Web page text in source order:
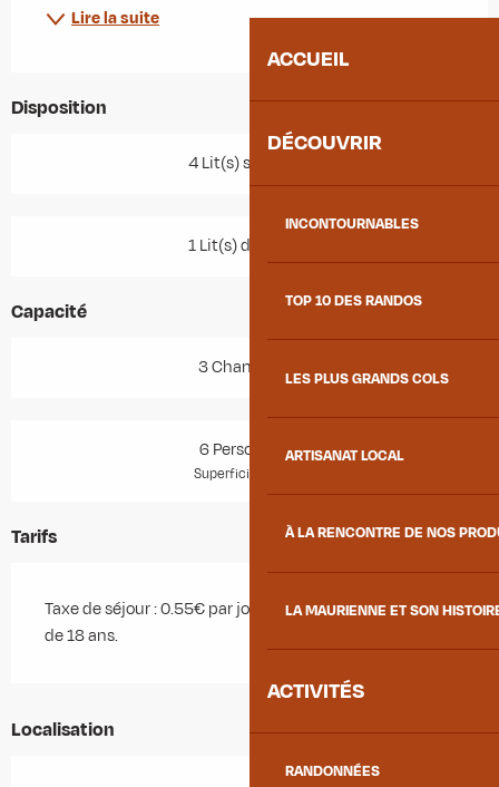
ACCUEIL
DÉCOUVRIR
INCONTOURNABLES
TOP 10 DES RANDOS
LES PLUS GRANDS COLS
ARTISANAT LOCAL
À LA RENCONTRE DE NOS
LA MAURIENNE ET SON
ACTIVITÉS
RANDONNÉES
Lire la suite
Disposition
4 Lit(s) simple(s)
1 Lit(s) double(s)
Capacité
3 Chambre(s)
6 Personne(s)
Superficie : 60 m
Tarifs
Taxe de séjour : 0.55€ par jour et par personne de plus
de 18 ans.
Localisation